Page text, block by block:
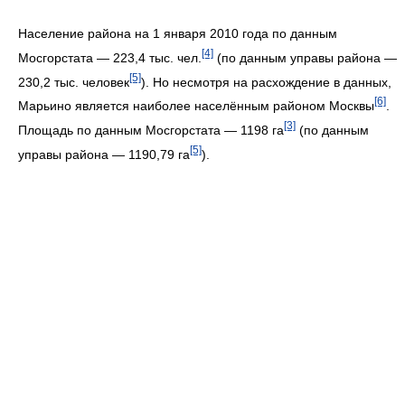
Население района на 1 января 2010 года по данным
Мосгорстата — 223,4 тыс. чел. [4] (по данным управы района —
230,2 тыс. человек[5]). Но несмотря на расхождение в данных,
Марьино является наиболее населённым районом Москвы[6]
Площадь по данным Мосгорстата — 1198 га[3] (по данным
управы района — 1190,79 га[5]).